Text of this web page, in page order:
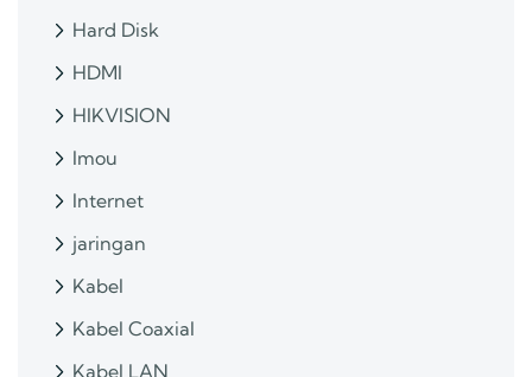
Hard Disk
HDMI
HIKVISION
Imou
Internet
jaringan
Kabel
Kabel Coaxial
Kabel LAN